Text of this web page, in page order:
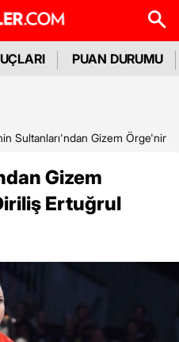
PUAN DURUMU
Sultanları'ndan Gizem Örge'nin
Gizem
Ertuğrul